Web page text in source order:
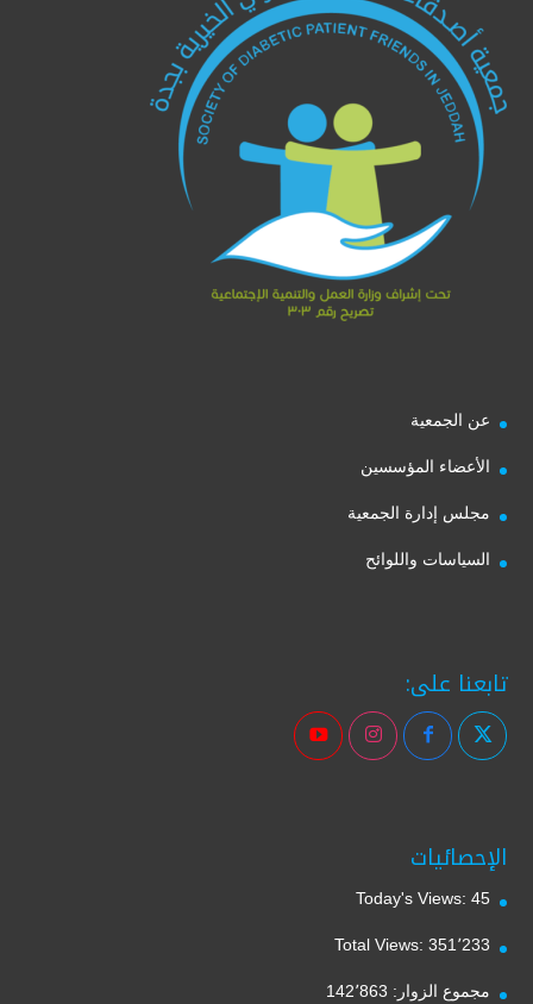
عن الجمعية
الأعضاء المؤسسين
مجلس إدارة الجمعية
السياسات واللوائح
تابعنا على:
الإحصائيات
Today's Views: 45
Total Views: 351٬233
مجموع الزوار: 142٬863